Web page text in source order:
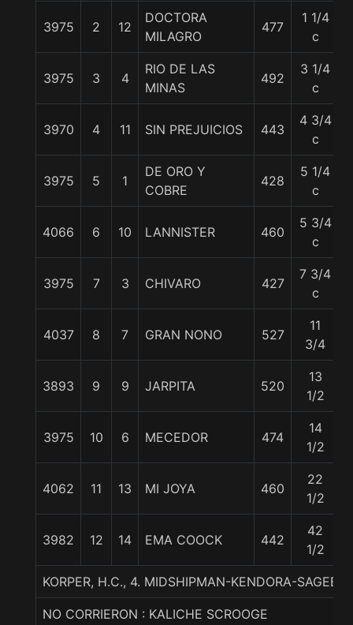
3975 2 12
DOCTORA
MILAGRO
477
1 1/4
c
3975 3 4
RIO DE LAS
MINAS
492
3 1/4
c
3970 4 11 SIN PREJUICIOS 443
4 3/4
c
3975 5 1
DE ORO Y
COBRE
428
5 1/4
c
4066 6 10 LANNISTER 460
5 3/4
c
3975 7 3 CHIVARO 427
7 3/4
c
4037 8 7 GRAN NONO 527
11
3/4
3893 9 9 JARPITA 520
13
1/2
3975 10 6 MECEDOR 474
14
1/2
4062 11 13 MI JOYA 460
22
1/2
3982 12 14 EMA COOCK 442
42
1/2
KORPER, H.C., 4. MIDSHIPMAN-KENDORA-
NO CORRIERON : KALICHE SCROOGE